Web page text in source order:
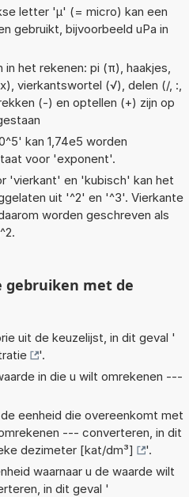
letter 'µ' (= micro) kan een
gebruikt, bijvoorbeeld uPa in
het rekenen: pi (π), haakjes,
vierkantswortel (√), delen (/, :,
(-) en optellen (+) zijn op
kan 1,74e5 worden
voor 'exponent'.
'vierkant' en 'kubisch' kan het
uit '^2' en '^3'. Vierkante
worden geschreven als
gebruiken met de
uit de keuzelijst, in dit geval '
'.
in die u wilt omrekenen ---
eenheid die overeenkomt met
--- converteren, in dit
dezimeter [kat/dm³]
'.
waarnaar u de waarde wilt
in dit geval '